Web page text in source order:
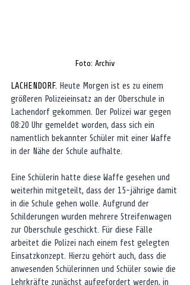
Foto: Archiv
LACHENDORF. Heute Morgen ist es zu einem
größeren Polizeieinsatz an der Oberschule in
Lachendorf gekommen. Der Polizei war gegen
08:20 Uhr gemeldet worden, dass sich ein
namentlich bekannter Schüler mit einer Waffe
in der Nähe der Schule aufhalte.
Eine Schülerin hatte diese Waffe gesehen und
weiterhin mitgeteilt, dass der 15-jährige damit
in die Schule gehen wolle. Aufgrund der
Schilderungen wurden mehrere Streifenwagen
zur Oberschule geschickt. Für diese Fälle
arbeitet die Polizei nach einem fest gelegten
Einsatzkonzept. Hierzu gehört auch, dass die
anwesenden Schülerinnen und Schüler sowie die
Lehrkräfte zunächst aufgefordert werden, in